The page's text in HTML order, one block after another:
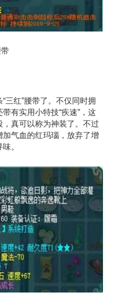
三红”腰带了。不仅同时拥
有实用小特技“疾速”，这
真可以称为神装了。不过
气血的红玛瑙，放弃了增
。